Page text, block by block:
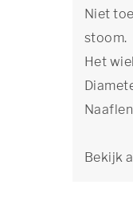
Niet
stoom.
Het
Bekijk